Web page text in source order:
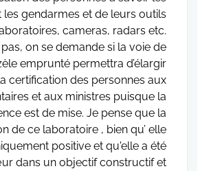
les gendarmes et de leurs outils
cameras, radars etc.
pas, on se demande si la voie de
emprunté permettra d’élargir
certification des personnes aux
et aux ministres puisque la
est de mise. Je pense que la
de ce laboratoire , bien qu’ elle
positive et qu'elle a été
dans un objectif constructif et